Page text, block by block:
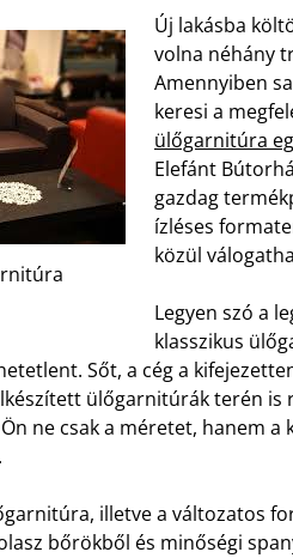
Új lakásba
volna néhány
Amennyiben
keresi a
ülőgarnitúra
Elefánt
gazdag
ízléses
közül
Legyen szó a
klasszikus
Sőt, a cég a
ülőgarnitúrák terén
ne csak a méretet, hanem a
illetve a változatos
bőrökből és minőségi